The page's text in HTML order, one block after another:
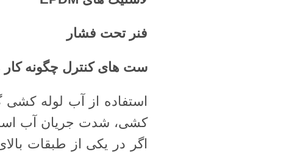
فنر تحت فشار
ست های کنترل چگونه کار
استفاده از آب لوله
کشی، شدت جریان آب
اگر در یکی از طبقات